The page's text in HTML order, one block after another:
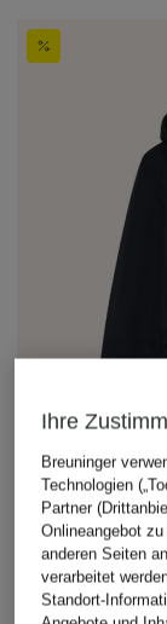
Ihre
Breuninger
Technologien
Partner
Onlineangebot
anderen Seiten
verarbeitet
Standort-